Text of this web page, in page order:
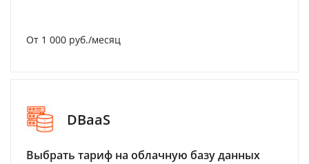
От 1 000 руб./месяц
DBaaS
Выбрать тариф на облачную базу данных